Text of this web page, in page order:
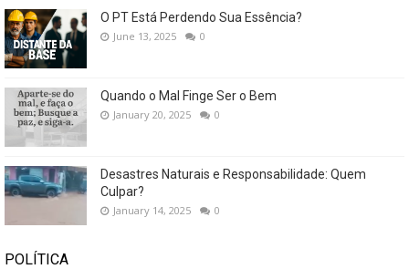
O PT Está Perdendo Sua Essência?
June 13, 2025 0
Quando o Mal Finge Ser o Bem
January 20, 2025 0
Desastres Naturais e Responsabilidade: Quem
Culpar?
January 14, 2025 0
POLÍTICA